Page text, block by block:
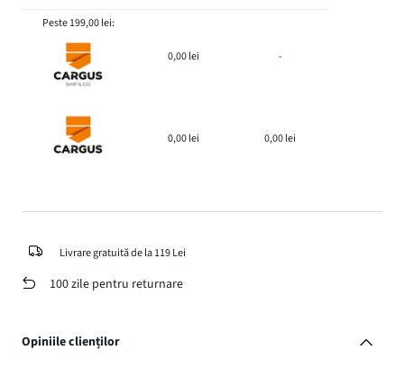
Peste 199,00 lei:
0,00 lei -
0,00 lei 0,00 lei
Livrare gratuită de la 119 Lei
100 zile pentru returnare
Opiniile clienților